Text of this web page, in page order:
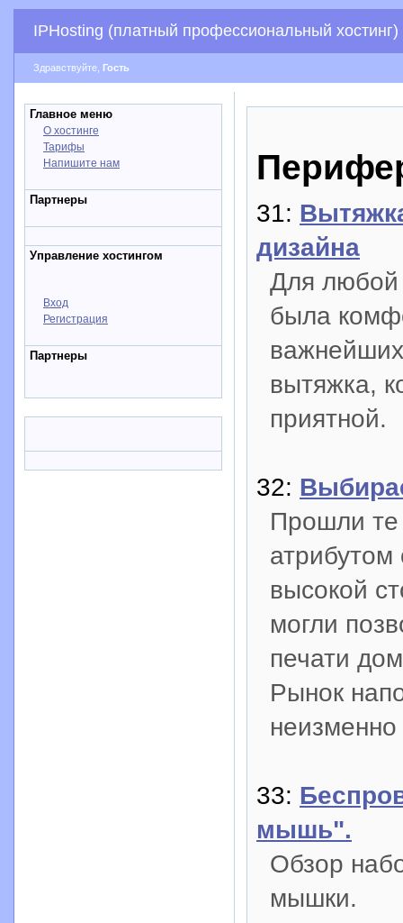
IPHosting (платный профессиональный хостинг)
Здравствуйте, Гость
Главное меню
О хостинге
Тарифы
Напишите нам
Партнеры
Управление хостингом
Вход
Регистрация
Партнеры
31:
дизайна
Для любой
была
важнейших
вытяжка,
приятной.
32:
Прошли те
высокой
могли
печати
Рынок
33:
мышь".
Обзор
мышки.